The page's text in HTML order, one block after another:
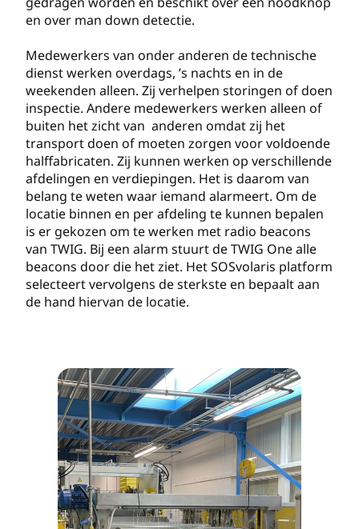
en over man down detectie.
Medewerkers van onder anderen de technische
dienst werken overdags, ’s nachts en in de
weekenden alleen. Zij verhelpen storingen of doen
inspectie. Andere medewerkers werken alleen of
buiten het zicht van anderen omdat zij het
transport doen of moeten zorgen voor voldoende
halffabricaten. Zij kunnen werken op verschillende
afdelingen en verdiepingen. Het is daarom van
belang te weten waar iemand alarmeert. Om de
locatie binnen en per afdeling te kunnen bepalen
is er gekozen om te werken met radio beacons
van TWIG. Bij een alarm stuurt de TWIG One alle
beacons door die het ziet. Het SOSvolaris platform
selecteert vervolgens de sterkste en bepaalt aan
de hand hiervan de locatie.